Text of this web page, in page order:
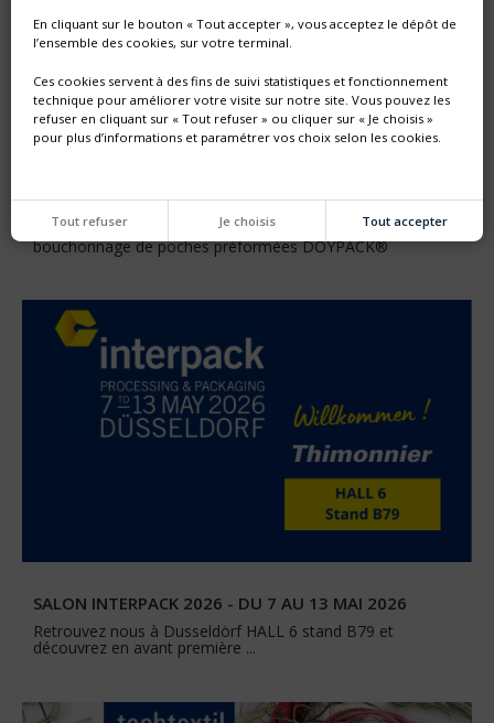
Thimonnier lance une nouvelle génération de machine
entièrement configurable dédiée au remplissage et
bouchonnage de poches préformées DOYPACK®
SALON INTERPACK 2026 - DU 7 AU 13 MAI 2026
Retrouvez nous à Dusseldörf HALL 6 stand B79 et
découvrez en avant première ...
En cliquant sur le bouton « Tout accepter », vous acceptez le dépôt de
l’ensemble des cookies, sur votre terminal.
Ces cookies servent à des fins de suivi statistiques et fonctionnement
technique pour améliorer votre visite sur notre site. Vous pouvez les
refuser en cliquant sur « Tout refuser » ou cliquer sur « Je choisis »
pour plus d’informations et paramétrer vos choix selon les cookies.
Tout refuser Je choisis Tout accepter